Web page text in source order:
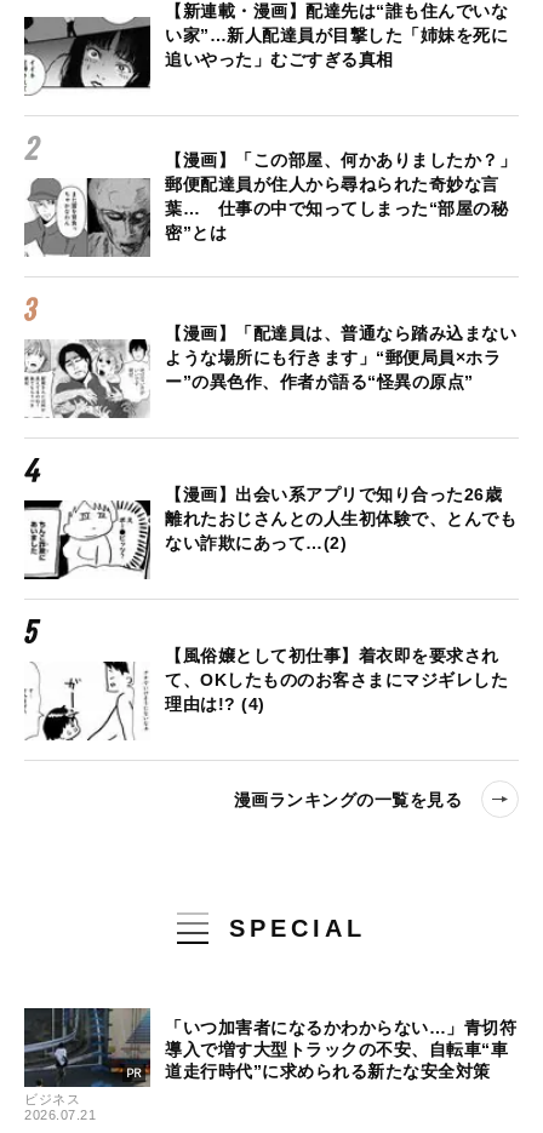
【新連載・漫画】配達先は“誰も住んでいな
い家”…新人配達員が目撃した「姉妹を死に
追いやった」むごすぎる真相
【漫画】「この部屋、何かありましたか？」
郵便配達員が住人から尋ねられた奇妙な言
葉… 仕事の中で知ってしまった“部屋の秘
密”とは
【漫画】「配達員は、普通なら踏み込まない
ような場所にも行きます」“郵便局員×ホラ
ー”の異色作、作者が語る“怪異の原点”
【漫画】出会い系アプリで知り合った26歳
離れたおじさんとの人生初体験で、とんでも
ない詐欺にあって…(2)
【風俗嬢として初仕事】着衣即を要求され
て、OKしたもののお客さまにマジギレした
理由は!? (4)
漫画ランキングの一覧を見る
SPECIAL
ビジネス
2026.07.21
「いつ加害者になるかわからない…」青切符
導入で増す大型トラックの不安、自転車“車
道走行時代”に求められる新たな安全対策